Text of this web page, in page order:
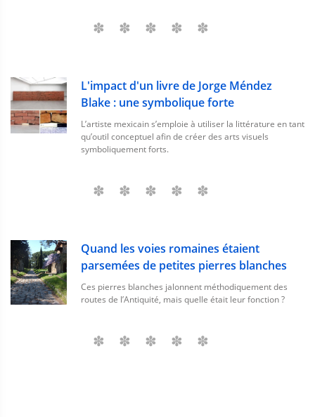
L'impact d'un livre de Jorge Méndez
Blake : une symbolique forte
L’artiste mexicain s’emploie à utiliser la littérature en tant
qu’outil conceptuel afin de créer des arts visuels
symboliquement forts.
Quand les voies romaines étaient
parsemées de petites pierres blanches
Ces pierres blanches jalonnent méthodiquement des
routes de l’Antiquité, mais quelle était leur fonction ?